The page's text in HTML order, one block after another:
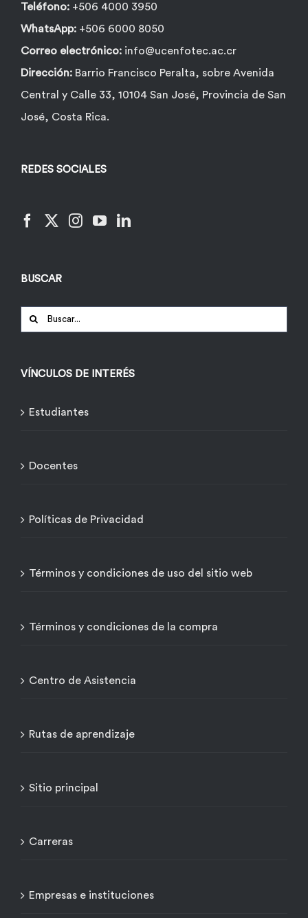
Teléfono: +506 4000 3950
WhatsApp: +506 6000 8050
Correo electrónico: info@ucenfotec.ac.cr
Dirección: Barrio Francisco Peralta, sobre Avenida
Central y Calle 33, 10104 San José, Provincia de San
José, Costa Rica.
REDES SOCIALES
BUSCAR
Buscar:
VÍNCULOS DE INTERÉS
Estudiantes
Docentes
Políticas de Privacidad
Términos y condiciones de uso del sitio web
Términos y condiciones de la compra
Centro de Asistencia
Rutas de aprendizaje
Sitio principal
Carreras
Empresas e instituciones